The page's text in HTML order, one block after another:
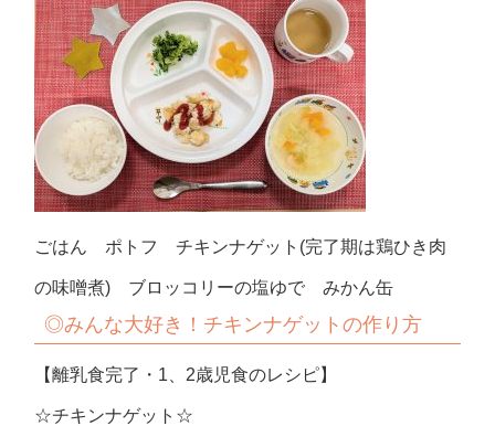
ごはん ポトフ チキンナゲット(完了期は鶏ひき肉
の味噌煮) ブロッコリーの塩ゆで みかん缶
◎みんな大好き！チキンナゲットの作り方
【離乳食完了・1、2歳児食のレシピ】
☆チキンナゲット☆